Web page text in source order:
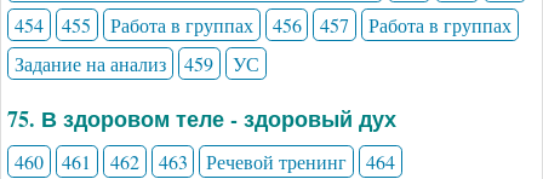
454
455 Работа в группах 456 457
Работа в группах
Задание на анализ
459 УС
75. В здоровом теле - здоровый дух
460 461 462 463 Речевой тренинг
464